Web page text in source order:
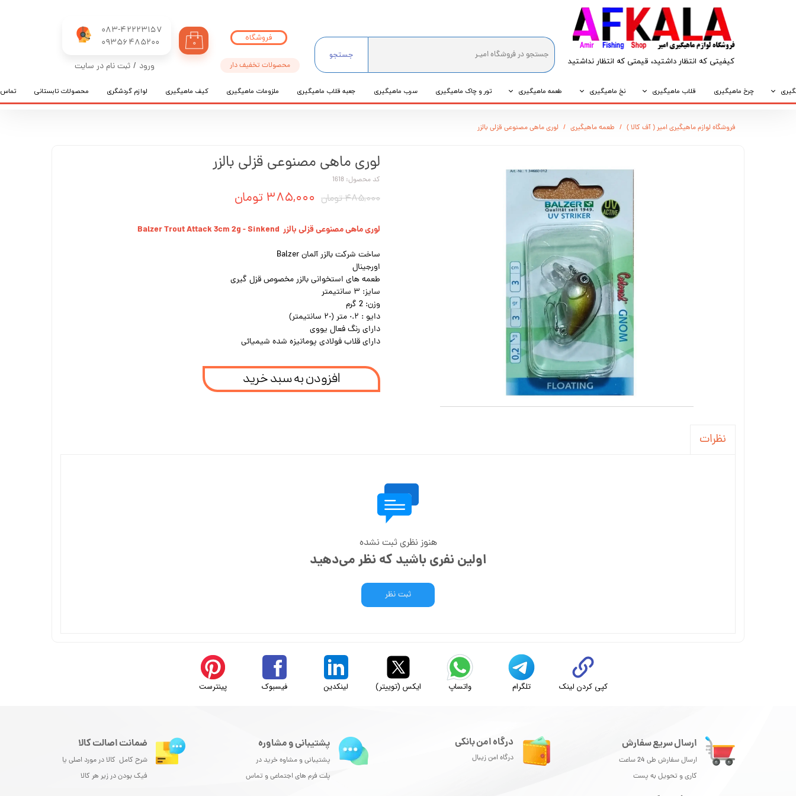
کیفیتی که انتظار داشتید، قیمتی که انتظار نداشتید​​​​​​​
083-42223157
​​​​​​​09356485200
جستجو
۰
ورود / ثبت نام در سایت
تغییر گذر واژه
چرخ ماهیگیری قلاب ماهیگیری نخ ماهیگیری طعمه ماهیگیری تور و چاک ماهیگیری سرب ماهیگیری جعبه قلاب ماهیگیری ملزومات ماهیگیری کیف ماهیگیری لوازم گردشگری محصولات تابستانی تماس
محصولات تخفیف دار
فروشگاه
فروشگاه لوازم ماهیگیری امیر ( آف کالا ) طعمه ماهیگیری لوری ماهی مصنوعی قزلی بالزر
لوری ماهی مصنوعی قزلی بالزر
کد محصول: 1618
۴۸۵,۰۰۰ تومان ۳۸۵,۰۰۰ تومان
لوری ماهی مصنوعی قزلی بالزر Balzer Trout Attack 3cm 2g - Sinkend
ساخت شرکت بالزر آلمان Balzer
اورجینال
طعمه هاى استخوانى بالزر مخصوص قزل گيرى
سايز: ٣ سانتيمتر
وزن: 2 گرم
دايو : ٠.٢ متر (٢٠ سانتيمتر)
داراى رنگ فعال يووى
داراى قلاب فولادى پوماتيزه شده شيميائی
افزودن به سبد خرید
نظرات
هنوز نظری ثبت نشده
اولین نفری باشید که نظر می‌دهید
ثبت نظر
کپی کردن لینک تلگرام واتساپ ایکس (توییتر) لینکدین فیسبوک پینترست
ارسال سریع سفارش
ارسال سفارش طی 24 ساعت
کاری و تحویل به پست
درگاه امن بانکی
درگاه امن زیبال
پشتیبانی و مشاوره
پشتیبانی و مشاوه خرید در
پلت فرم های اجتماعی و تماس
ضمانت اصالت کالا
شرح کامل کالا در مورد اصلی یا
فیک بودن در زیر هر کالا